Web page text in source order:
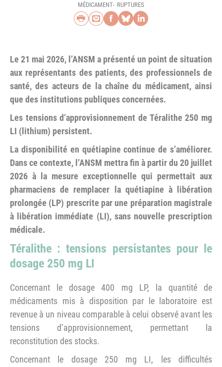
MÉDICAMENT RUPTURES
Imprimer
Envoyer par e-mail
Partager sur
Partager sur
Partager sur
Le 21 mai 2026, l’ANSM a présenté un point de situation
aux représentants des patients, des professionnels de
santé, des acteurs de la chaîne du médicament, ainsi
que des institutions publiques concernées.
Les tensions d’approvisionnement de Téralithe 250 mg
LI (lithium) persistent.
La disponibilité en quétiapine continue de s’améliorer.
Dans ce contexte, l’ANSM mettra fin à partir du 20 juillet
2026 à la mesure exceptionnelle qui permettait aux
pharmaciens de remplacer la quétiapine à libération
prolongée (LP) prescrite par une préparation magistrale
à libération immédiate (LI), sans nouvelle prescription
médicale.
Téralithe : tensions persistantes pour le
dosage 250 mg LI
Concernant le dosage 400 mg LP, la quantité de
médicaments mis à disposition par le laboratoire est
revenue à un niveau comparable à celui observé avant les
tensions d’approvisionnement, permettant la
reconstitution des stocks.
Concernant le dosage 250 mg LI, les difficultés